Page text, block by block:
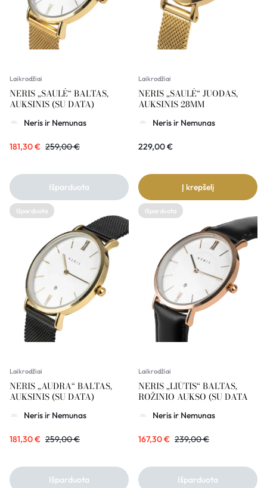
Laikrodžiai
NERIS „SAULĖ“ BALTAS,
AUKSINIS (SU DATA)
Neris ir Nemunas
181,30€ 259,00€
Išparduota
Laikrodžiai
NERIS „SAULĖ“ JUODAS,
AUKSINIS 28MM
Neris ir Nemunas
229,00€
Į krepšelį
Išparduota
Laikrodžiai
NERIS „AUDRA“ BALTAS,
AUKSINIS (SU DATA)
Neris ir Nemunas
181,30€ 259,00€
Išparduota
Išparduota
Laikrodžiai
NERIS „LIŪTIS“ BALTAS,
ROŽINIO AUKSO (SU DATA
Neris ir Nemunas
167,30€ 239,00€
Išparduota